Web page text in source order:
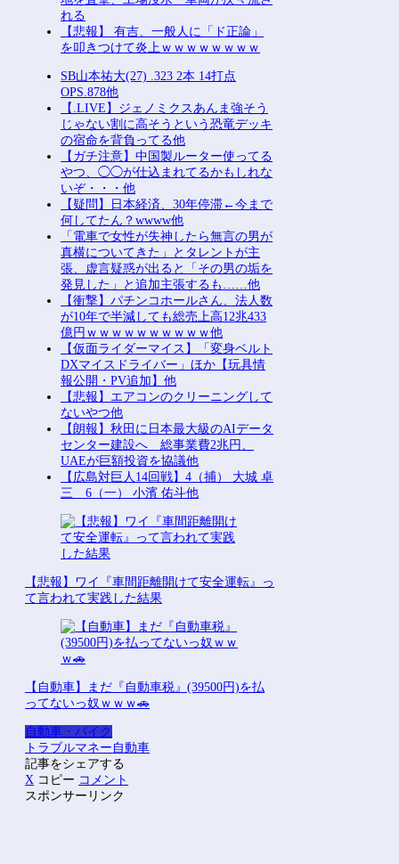
まだ墓石があるだけマシと見るべき
か。今はもう合葬墓ばかり
お前ら『ペルチェ素子の首ネッククー
ラー』使ったことあるか？
古き良きロールプレイングゲームにあ
りがちな事
【中国】 毎年恒例の大洪水、今年も
ヤバい 湖北省秭帰県で山洪水が市街
地を直撃、工場浸水・車両が次々流さ
れる
【悲報】 有吉、一般人に「ド正論」
を叩きつけて炎上ｗｗｗｗｗｗｗｗ
SB山本祐大(27) .323 2本 14打点
OPS.878他
【.LIVE】ジェノミクスあんま強そう
じゃない割に高そうという恐竜デッキ
の宿命を背負ってる他
【ガチ注意】中国製ルーター使ってる
やつ、◯◯が仕込まれてるかもしれな
いぞ・・・他
【疑問】日本経済、30年停滞←今まで
何してたん？wwww他
「電車で女性が失神したら無言の男が
真横についてきた」とタレントが主
張、虚言疑惑が出ると「その男の垢を
【衝撃】パチンコホールさん、法人数
が10年で半減しても総売上高12兆433
億円ｗｗｗｗｗｗｗｗｗｗ他
DXマイスドライバー」ほか【玩具情
報公開・PV追加】他
【悲報】エアコンのクリーニングして
ないやつ他
【朗報】秋田に日本最大級のAIデータ
センター建設へ 総事業費2兆円、
UAEが巨額投資を協議他
【広島対巨人14回戦】4（捕） 大城 卓
【悲報】ワイ『車間距離開けて安全運転』っ